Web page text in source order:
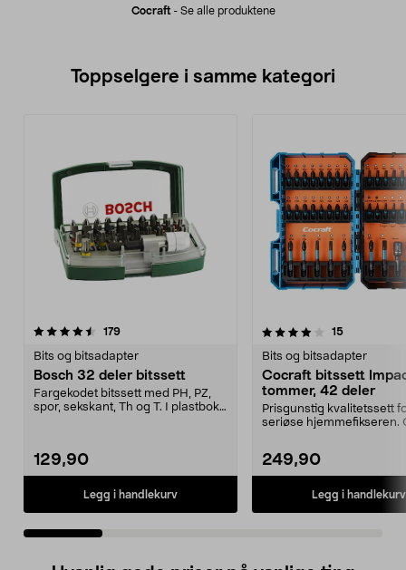
Cocraft- Se alle produktene
Toppselgere i samme kategori
179anmeldelser
Bits og bitsadapter
Bosch 32 deler bitssett
Fargekodet bitssett med PH, PZ,
spor, sekskant, Th og T. I plastboks
129,90
Legg i handlekurv
4.0 av 5 stjerner 15anmeldelser
Bits og bitsadapter
Cocraft bitssett
tommer, 42 deler
Prisgunstig kvalitetssett
seriøse hjemmefikseren.
249,90
Legg i handlekurv
4.5 av 5 stjerner